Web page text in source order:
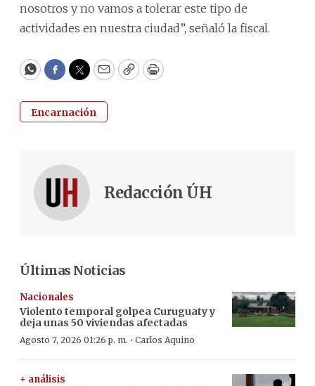
nosotros y no vamos a tolerar este tipo de
actividades en nuestra ciudad”, señaló la fiscal.
WhatsApp
Facebook
Twitter
EmailCopyPrint
Encarnación
Redacción ÚH
Últimas Noticias
Nacionales
Violento temporal golpea Curuguaty y
deja unas 50 viviendas afectadas
Agosto 7, 2026 01:26 p. m. · Carlos Aquino
+ análisis